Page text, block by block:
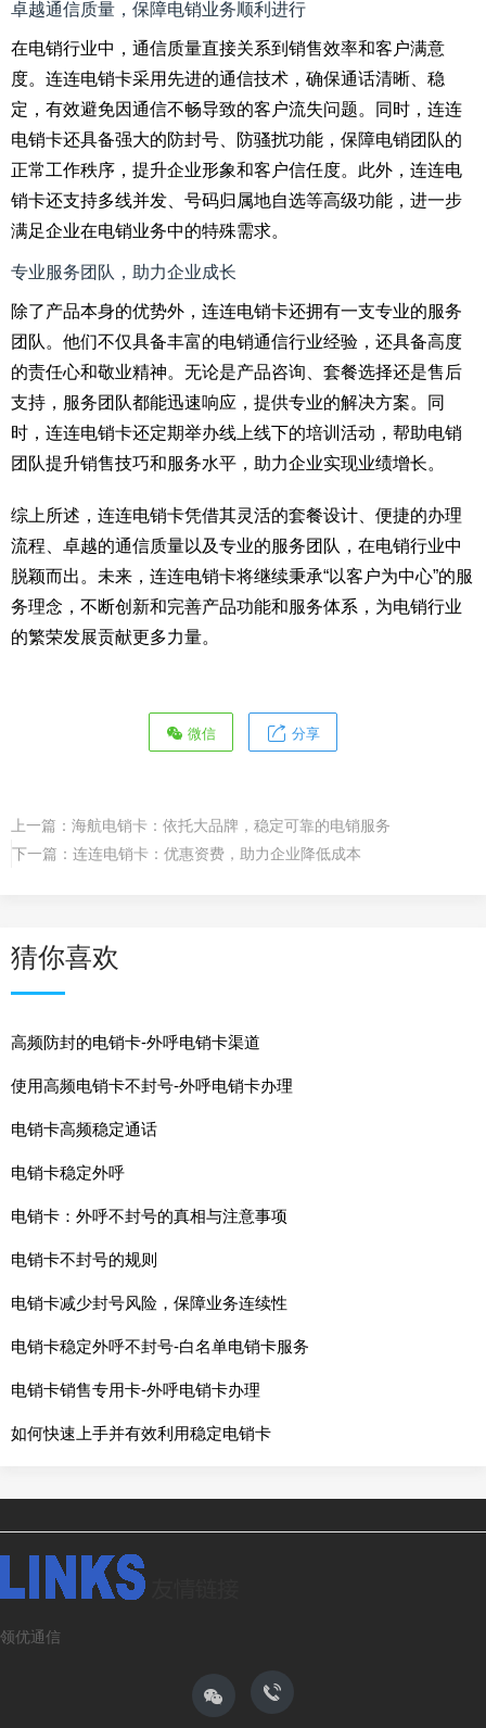
卓越通信质量，保障电销业务顺利进行
在电销行业中，通信质量直接关系到销售效率和客户满意
度。连连电销卡采用先进的通信技术，确保通话清晰、稳
定，有效避免因通信不畅导致的客户流失问题。同时，连连
电销卡还具备强大的防封号、防骚扰功能，保障电销团队的
正常工作秩序，提升企业形象和客户信任度。此外，连连电
销卡还支持多线并发、号码归属地自选等高级功能，进一步
满足企业在电销业务中的特殊需求。
专业服务团队，助力企业成长
除了产品本身的优势外，连连电销卡还拥有一支专业的服务
团队。他们不仅具备丰富的电销通信行业经验，还具备高度
的责任心和敬业精神。无论是产品咨询、套餐选择还是售后
支持，服务团队都能迅速响应，提供专业的解决方案。同
时，连连电销卡还定期举办线上线下的培训活动，帮助电销
团队提升销售技巧和服务水平，助力企业实现业绩增长。
综上所述，连连电销卡凭借其灵活的套餐设计、便捷的办理
流程、卓越的通信质量以及专业的服务团队，在电销行业中
脱颖而出。未来，连连电销卡将继续秉承“以客户为中心”的服
务理念，不断创新和完善产品功能和服务体系，为电销行业
的繁荣发展贡献更多力量。
微信 分享
上一篇： 海航电销卡：依托大品牌，稳定可靠的电销服务
下一篇： 连连电销卡：优惠资费，助力企业降低成本
猜你喜欢
高频防封的电销卡-外呼电销卡渠道
使用高频电销卡不封号-外呼电销卡办理
电销卡高频稳定通话
电销卡稳定外呼
电销卡：外呼不封号的真相与注意事项
电销卡不封号的规则
电销卡减少封号风险，保障业务连续性
电销卡稳定外呼不封号-白名单电销卡服务
电销卡销售专用卡-外呼电销卡办理
如何快速上手并有效利用稳定电销卡
领优通信